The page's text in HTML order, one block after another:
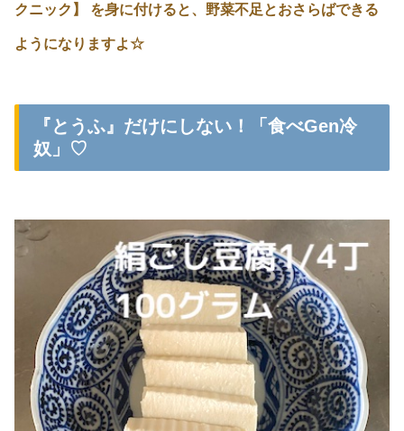
クニック】 を身に付けると、野菜不足とおさらばできる
ようになりますよ☆
『とうふ』だけにしない！「食べGen冷
奴」♡